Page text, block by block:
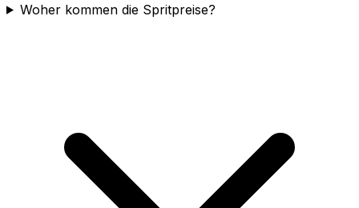
Woher kommen die Spritpreise?